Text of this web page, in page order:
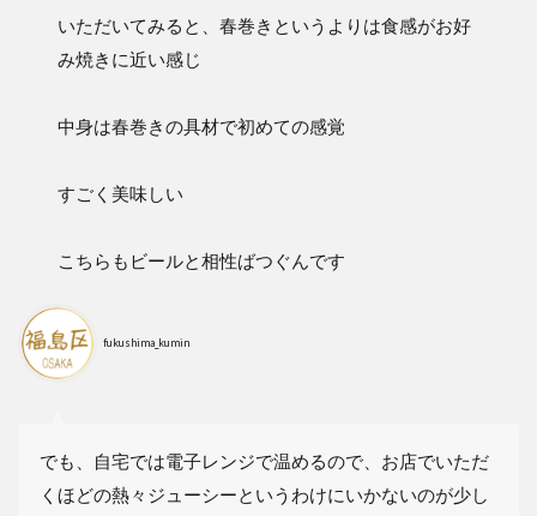
いただいてみると、春巻きというよりは食感がお好
み焼きに近い感じ
中身は春巻きの具材で初めての感覚
すごく美味しい
こちらもビールと相性ばつぐんです
fukushima_kumin
でも、自宅では電子レンジで温めるので、お店でいただ
くほどの熱々ジューシーというわけにいかないのが少し